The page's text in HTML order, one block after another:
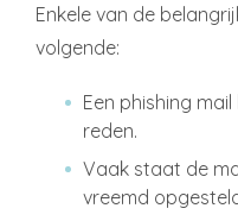
Enkele van de
volgende:
Een phishing
reden.
Vaak staat de
vreemd